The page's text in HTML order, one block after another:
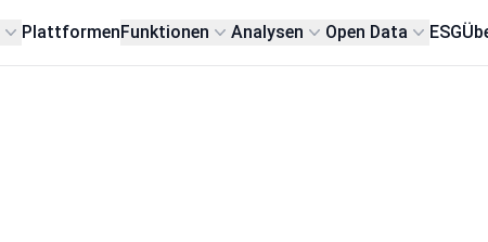
PlattformenFunktionen Analysen Open Data ESG